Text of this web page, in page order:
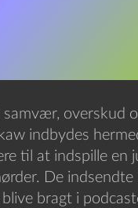
samvær, overskud
indbydes
til at indspille en
De indsendte
bragt i